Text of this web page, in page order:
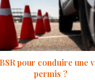
pour conduire une
permis ?